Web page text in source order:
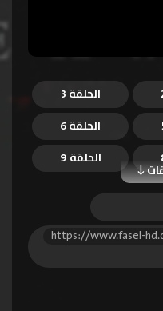
الحلقة 3
الحلقة 6
الحلقة 9
https://www.fasel-